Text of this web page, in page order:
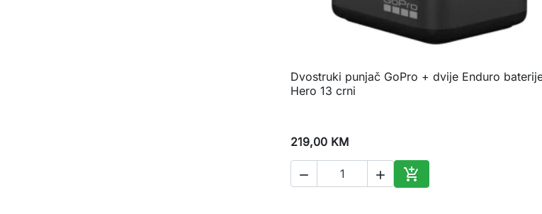
 Brzi pregled
Dvostruki punjač GoPro + dvije Enduro
Hero 13 crni
219,00 KM
  
Dodaj u korpu